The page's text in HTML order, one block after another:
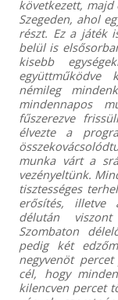
következett,
Szegeden, ahol
részt. Ez a játék
belül is
kisebb
némileg
mindennapos
fűszerezve
élvezte a
munka várt a
vezényeltünk.
tisztességes
erősítés, illetve
délután
Szombaton
pedig két
negyvenöt
cél, hogy
kilencven percet